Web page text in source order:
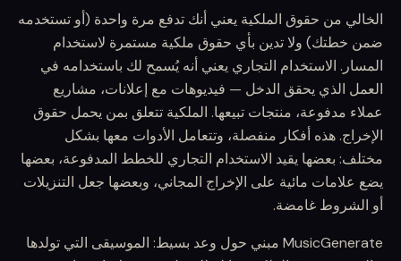
الخالي من حقوق الملكية يعني أنك تدفع مرة واحدة (أو تستخدمه
ضمن خطتك) ولا تدين بأي حقوق ملكية مستمرة لاستخدام
المسار. الاستخدام التجاري يعني أنه يُسمح لك باستخدامه في
العمل الذي يحقق الدخل — فيديوهات مع إعلانات، مشاريع
عملاء مدفوعة، منتجات تبيعها. الملكية تتعلق بمن يحمل حقوق
الإخراج. هذه أفكار منفصلة، وتتعامل الأدوات معها بشكل
مختلف: بعضها يقيد الاستخدام التجاري للخطط المدفوعة، بعضها
يضع علامات مائية على الإخراج المجاني، وبعضها جعل التنزيلات
أو الشروط غامضة.
MusicGenerate مبني حول وعد بسيط: الموسيقى التي تولدها